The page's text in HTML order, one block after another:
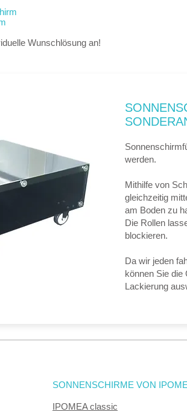
Wunschlösung an!
werden.
Mithilfe von
gleichzeitig
am Boden zu
Die Rollen
blockieren.
Da wir jeden
können Sie die
Lackierung
SONNENSCHIRME VON
IPOMEA classic